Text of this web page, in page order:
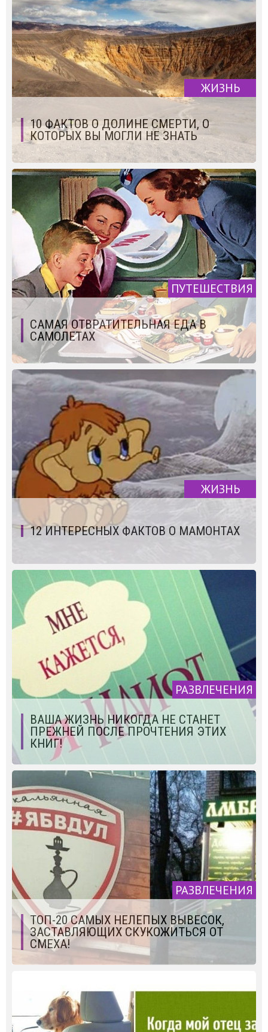
ЖИЗНЬ
10 ФАКТОВ О ДОЛИНЕ СМЕРТИ, О
КОТОРЫХ ВЫ МОГЛИ НЕ ЗНАТЬ
ПУТЕШЕСТВИЯ
САМАЯ ОТВРАТИТЕЛЬНАЯ ЕДА В
САМОЛЕТАХ
ЖИЗНЬ
12 ИНТЕРЕСНЫХ ФАКТОВ О МАМОНТАХ
РАЗВЛЕЧЕНИЯ
ВАША ЖИЗНЬ НИКОГДА НЕ СТАНЕТ
ПРЕЖНЕЙ ПОСЛЕ ПРОЧТЕНИЯ ЭТИХ
КНИГ!
РАЗВЛЕЧЕНИЯ
ТОП-20 САМЫХ НЕЛЕПЫХ ВЫВЕСОК,
ЗАСТАВЛЯЮЩИХ СКУКОЖИТЬСЯ ОТ
СМЕХА!